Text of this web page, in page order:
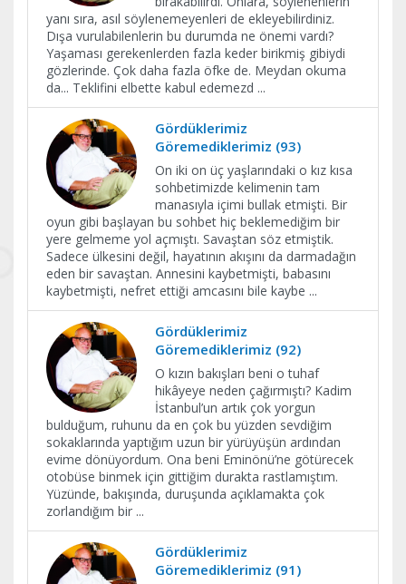
yanı sıra, asıl söylenemeyenleri de ekleyebilirdiniz.
Dışa vurulabilenlerin bu durumda ne önemi vardı?
Yaşaması gerekenlerden fazla keder birikmiş gibiydi
gözlerinde. Çok daha fazla öfke de. Meydan okuma
da... Teklifini elbette kabul edemezd ...
Gördüklerimiz
Göremediklerimiz (93)
On iki on üç yaşlarındaki o kız kısa
sohbetimizde kelimenin tam
manasıyla içimi bullak etmişti. Bir
oyun gibi başlayan bu sohbet hiç beklemediğim bir
yere gelmeme yol açmıştı. Savaştan söz etmiştik.
Sadece ülkesini değil, hayatının akışını da darmadağın
eden bir savaştan. Annesini kaybetmişti, babasını
kaybetmişti, nefret ettiği amcasını bile kaybe ...
Gördüklerimiz
Göremediklerimiz (92)
O kızın bakışları beni o tuhaf
hikâyeye neden çağırmıştı? Kadim
İstanbul’un artık çok yorgun
bulduğum, ruhunu da en çok bu yüzden sevdiğim
sokaklarında yaptığım uzun bir yürüyüşün ardından
evime dönüyordum. Ona beni Eminönü’ne götürecek
otobüse binmek için gittiğim durakta rastlamıştım.
Yüzünde, bakışında, duruşunda açıklamakta çok
zorlandığım bir ...
Gördüklerimiz
Göremediklerimiz (91)